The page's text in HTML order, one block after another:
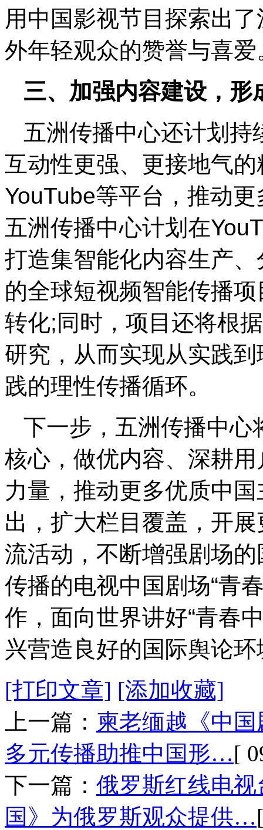
用中国影视节目探索出
外年轻观众的赞誉与喜爱
三、加强内容建设，形
五洲传播中心还计划
互动性更强、更接地气
YouTube等平台，推动
五洲传播中心计划在
打造集智能化内容生产
的全球短视频智能传播
转化;同时，项目还将根
研究，从而实现从实践
践的理性传播循环。
下一步，五洲传播中心
核心，做优内容、深耕
力量，推动更多优质中
出，扩大栏目覆盖，开
流活动，不断增强剧场
传播的电视中国剧场“青
作，面向世界讲好“青春
兴营造良好的国际舆论环
[打印文章] [添加收藏]
上一篇： 柬老缅越《中
多元传播助推中国形…[
下一篇： 俄罗斯红线电
国》为俄罗斯观众提供…